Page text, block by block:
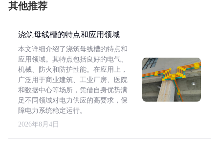
其他推荐
浇筑母线槽的特点和应用领域
本文详细介绍了浇筑母线槽的特点和
应用领域。其特点包括良好的电气、
机械、防火和防护性能。在应用上，
广泛用于商业建筑、工业厂房、医院
和数据中心等场所，凭借自身优势满
足不同领域对电力供应的高要求，保
障电力系统稳定运行。
2026年8月4日